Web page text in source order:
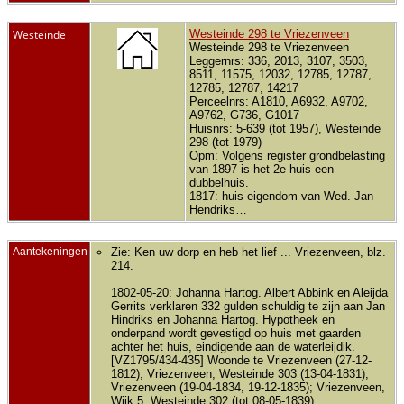
Westeinde
Westeinde 298 te Vriezenveen
Westeinde 298 te Vriezenveen
Leggernrs: 336, 2013, 3107, 3503,
8511, 11575, 12032, 12785, 12787,
12785, 12787, 14217
Perceelnrs: A1810, A6932, A9702,
A9762, G736, G1017
Huisnrs: 5-639 (tot 1957), Westeinde
298 (tot 1979)
Opm: Volgens register grondbelasting
van 1897 is het 2e huis een
dubbelhuis.
1817: huis eigendom van Wed. Jan
Hendriks…
Aantekeningen
Zie: Ken uw dorp en heb het lief ... Vriezenveen, blz.
214.
1802-05-20: Johanna Hartog. Albert Abbink en Aleijda
Gerrits verklaren 332 gulden schuldig te zijn aan Jan
Hindriks en Johanna Hartog. Hypotheek en
onderpand wordt gevestigd op huis met gaarden
achter het huis, eindigende aan de waterleijdik.
[VZ1795/434-435] Woonde te Vriezenveen (27-12-
1812); Vriezenveen, Westeinde 303 (13-04-1831);
Vriezenveen (19-04-1834, 19-12-1835); Vriezenveen,
Wijk 5, Westeinde 302 (tot 08-05-1839).